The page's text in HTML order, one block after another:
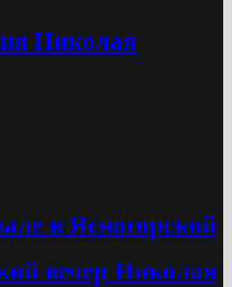
Николая
в Ясногорской
вечер Николая